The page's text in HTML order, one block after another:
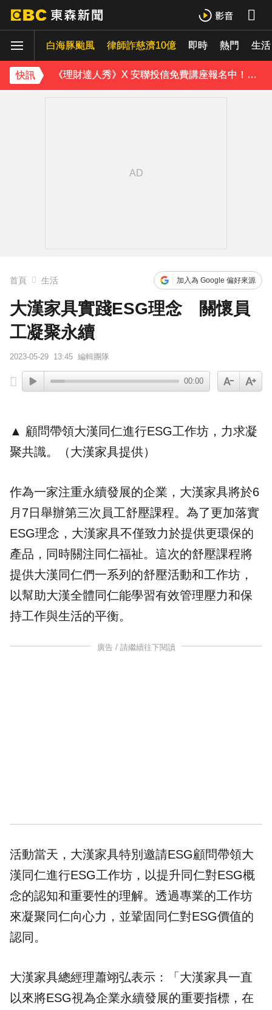
白海豚颱風 律師詐慈濟10億 即時 熱門 生活
快訊
神秘！ 「隱形部隊」藏河濱公園 藏身草坪難察覺
《理財達人秀》X 安聯投信免費講座報名中！搶先卡位 2027
首頁 生活 加入為 Google 偏好來源
大漢家具實踐ESG理念 關懷員
工凝聚永續
2023-05-29 13:45 編輯團隊
00:00
▲ 顧問帶領大漢同仁進行ESG工作坊，力求凝
聚共識。（大漢家具提供）
作為一家注重永續發展的企業，大漢家具將於6
月7日舉辦第三次 員工舒壓課程。為了更加落實
ESG理念，大漢家具不僅致力於提供更環保的
產品，同時關注同仁福祉。這次的舒壓課程將
提供大漢同仁們一系列的舒壓活動和工作坊，
以幫助大漢全體同仁能學習有效管理壓力和保
持工作與生活的平衡。
廣告 / 請繼續往下閱讀
活動當天，大漢家具特別邀請ESG顧問帶領大
漢同仁進行ESG工作坊，以提升同仁對ESG概
念的認知和重要性的理解。透過專業的工作坊
來凝聚同仁向心力，並鞏固同仁對ESG價值的
認同。
大漢家具總經理蕭翊弘表示：「大漢家具一直
以來將ESG視為企業永續發展的重要指標，在